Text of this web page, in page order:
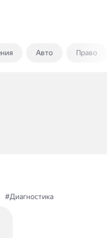
Авто Право
#Диагностика